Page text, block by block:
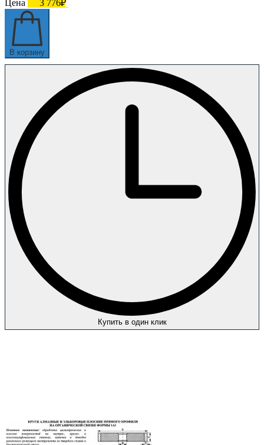
Цена
3 776₽
В корзину
Купить в один клик